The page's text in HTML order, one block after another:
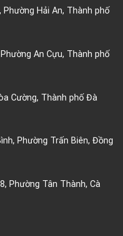
Phường Hải An, Thành phố
An Cựu, Thành phố
Cường, Thành phố Đà
Phường Trấn Biên, Đồng
Phường Tân Thành, Cà